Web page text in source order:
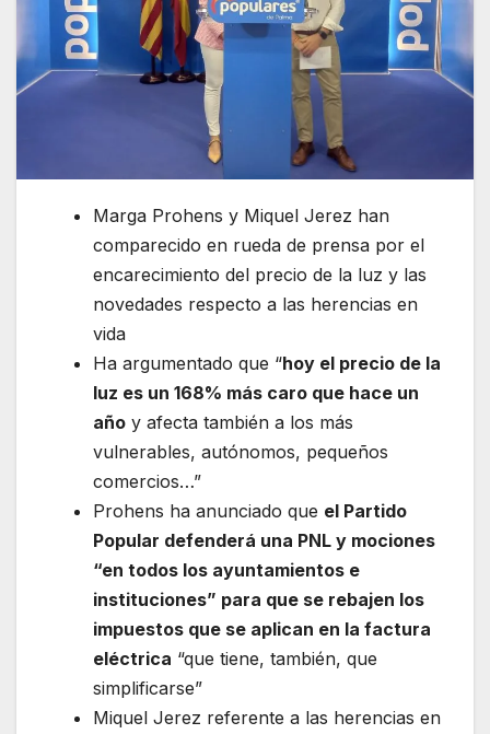
Marga Prohens y Miquel Jerez han
comparecido en rueda de prensa por el
encarecimiento del precio de la luz y las
novedades respecto a las herencias en
vida
Ha argumentado que “hoy el precio de la
luz es un 168% más caro que hace un
año y afecta también a los más
vulnerables, autónomos, pequeños
comercios…”
Prohens ha anunciado que el Partido
Popular defenderá una PNL y mociones
“en todos los ayuntamientos e
instituciones” para que se rebajen los
impuestos que se aplican en la factura
eléctrica “que tiene, también, que
simplificarse”
Miquel Jerez referente a las herencias en